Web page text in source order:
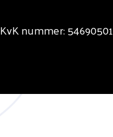
KvK nummer: 54690501